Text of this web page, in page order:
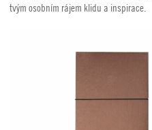
tvým osobním rájem klidu a inspirace.